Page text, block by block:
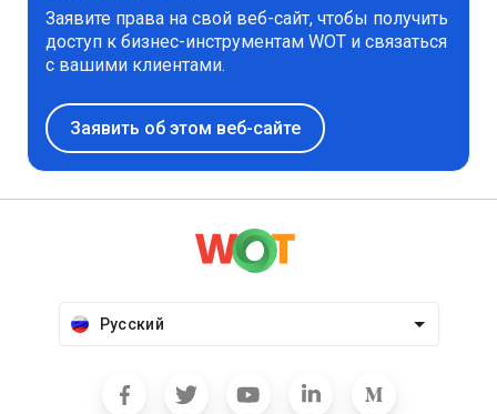
Заявите права на свой веб-сайт, чтобы получить
доступ к бизнес-инструментам WOT и связаться
с вашими клиентами.
Заявить об этом веб-сайте
Русский